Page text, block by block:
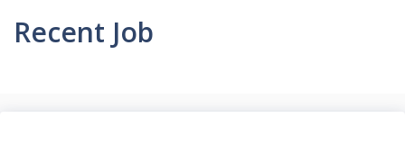
Recent Job